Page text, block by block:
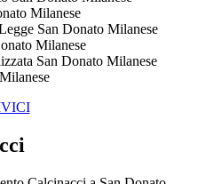
Milanese
San Donato Milanese
Milanese
San Donato Milanese